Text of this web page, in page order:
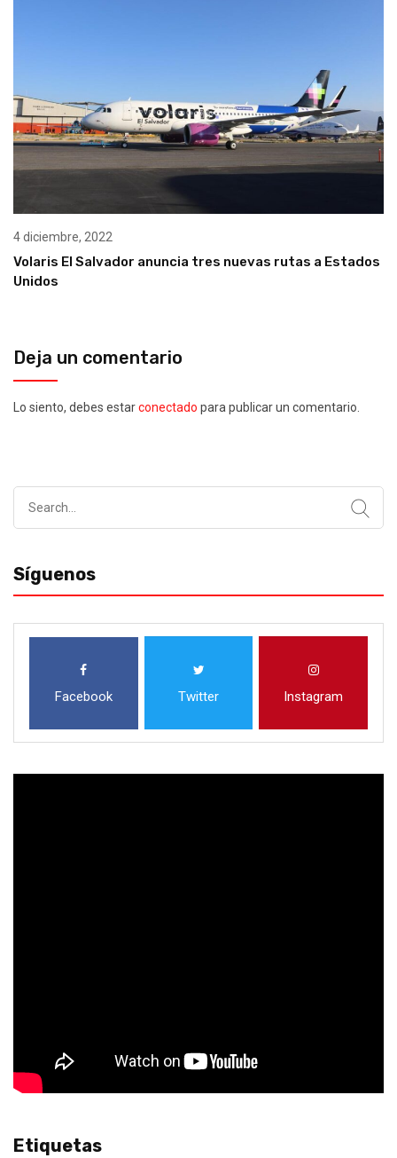
4 diciembre, 2022
Volaris El Salvador anuncia tres nuevas rutas a Estados
Unidos
Deja un comentario
Lo siento, debes estarconectado para publicar un comentario.
Síguenos
Facebook Twitter Instagram
Etiquetas